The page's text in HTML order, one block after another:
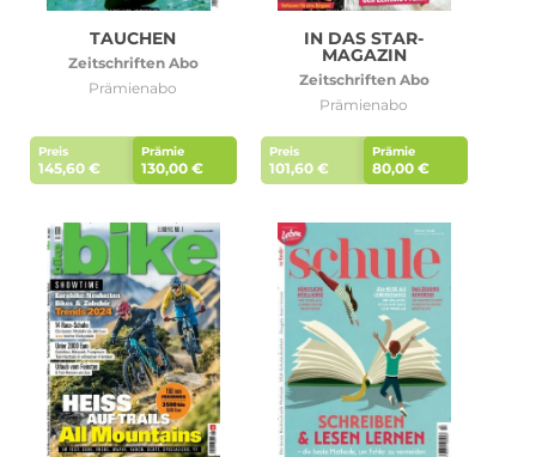
TAUCHEN
Zeitschriften Abo
Prämienabo
Preis
145,60 €
Prämie
130,00 €
IN DAS STAR-
MAGAZIN
Zeitschriften Abo
Prämienabo
Preis
101,60 €
Prämie
80,00 €